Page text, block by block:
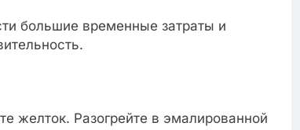
большие временные затраты и
желток. Разогрейте в эмалированной